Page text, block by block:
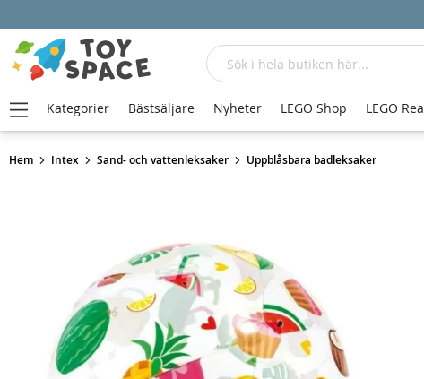
Hem Intex Sand- och vattenleksaker Uppblåsbara badleksaker
Sök
Kategorier Bästsäljare Nyheter LEGO Shop LEGO Rea